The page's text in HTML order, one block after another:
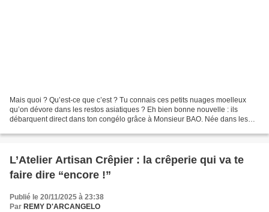
Mais quoi ? Qu’est-ce que c’est ? Tu connais ces petits nuages moelleux
qu’on dévore dans les restos asiatiques ? Eh bien bonne nouvelle : ils
débarquent direct dans ton congélo grâce à Monsieur BAO. Née dans les
L’Atelier Artisan Crêpier : la crêperie qui va te
faire dire “encore !”
Publié le 20/11/2025 à 23:38
Par REMY D'ARCANGELO